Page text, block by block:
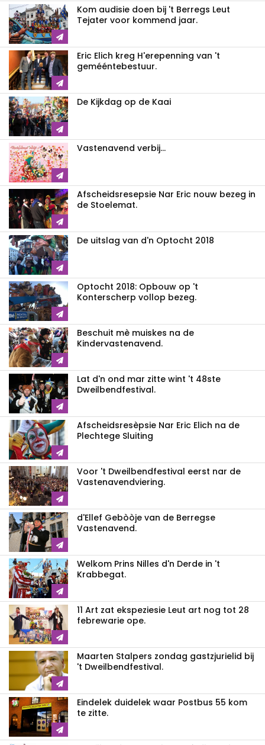
Kom audisie doen bij 't Berregs Leut
Tejater voor kommend jaar.
Eric Elich kreg H'erepenning van 't
gemééntebestuur.
De Kijkdag op de Kaai
Vastenavend verbij...
Afscheidsresepsie Nar Eric nouw bezeg in
de Stoelemat.
De uitslag van d'n Optocht 2018
Optocht 2018: Opbouw op 't
Konterscherp vollop bezeg.
Beschuit mè muiskes na de
Kindervastenavend.
Lat d'n ond mar zitte wint 't 48ste
Dweilbendfestival.
Afscheidsresèpsie Nar Eric Elich na de
Plechtege Sluiting
Voor 't Dweilbendfestival eerst nar de
Vastenavendviering.
d'Ellef Gebòòje van de Berregse
Vastenavend.
Welkom Prins Nilles d'n Derde in 't
Krabbegat.
11 Art zat ekspeziesie Leut art nog tot 28
febrewarie ope.
Maarten Stalpers zondag gastzjurielid bij
't Dweilbendfestival.
Eindelek duidelek waar Postbus 55 kom
te zitte.